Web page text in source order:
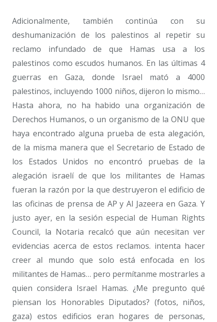
Adicionalmente, también continúa con su
deshumanización de los palestinos al repetir su
reclamo infundado de que Hamas usa a los
palestinos como escudos humanos. En las últimas 4
guerras en Gaza, donde Israel mató a 4000
palestinos, incluyendo 1000 niños, dijeron lo mismo…
Hasta ahora, no ha habido una organización de
Derechos Humanos, o un organismo de la ONU que
haya encontrado alguna prueba de esta alegación,
de la misma manera que el Secretario de Estado de
los Estados Unidos no encontró pruebas de la
alegación israelí de que los militantes de Hamas
fueran la razón por la que destruyeron el edificio de
las oficinas de prensa de AP y Al Jazeera en Gaza. Y
justo ayer, en la sesión especial de Human Rights
Council, la Notaria recalcó que aún necesitan ver
evidencias acerca de estos reclamos. intenta hacer
creer al mundo que solo está enfocada en los
militantes de Hamas… pero permítanme mostrarles a
quien considera Israel Hamas. ¿Me pregunto qué
piensan los Honorables Diputados? (fotos, niños,
gaza) estos edificios eran hogares de personas,